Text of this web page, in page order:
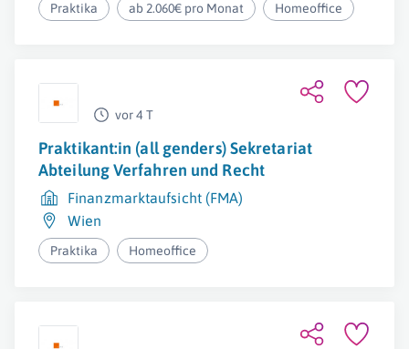
Praktika ab 2.060€ pro Monat Homeoffice
vor 4 T
Praktikant:in (all genders) Sekretariat
Abteilung Verfahren und Recht
Finanzmarktaufsicht (FMA)
Wien
Praktika Homeoffice